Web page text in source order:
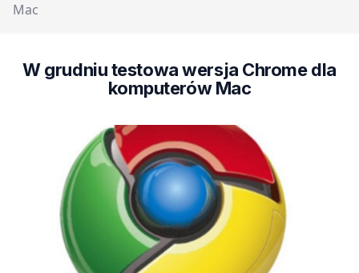
Mac
W grudniu testowa wersja Chrome dla
komputerów Mac